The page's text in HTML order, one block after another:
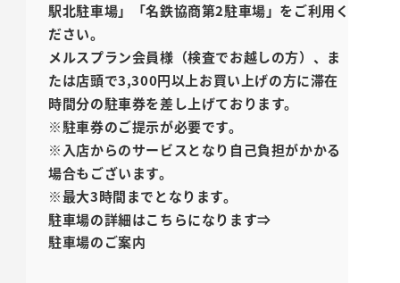
駅北駐車場」「名鉄協商第2駐車場」をご利用く
ださい。
メルスプラン会員様（検査でお越しの方）、ま
たは店頭で3,300円以上お買い上げの方に滞在
時間分の駐車券を差し上げております。
※駐車券のご提示が必要です。
※入店からのサービスとなり自己負担がかかる
場合もございます。
※最大3時間までとなります。
駐車場の詳細はこちらになります⇒
駐車場のご案内